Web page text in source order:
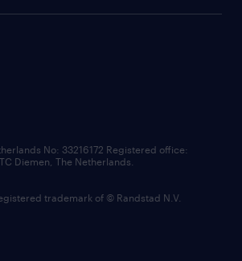
fund
No: 33216172 Registered office:
Diemen, The Netherlands.
trademark of © Randstad N.V.